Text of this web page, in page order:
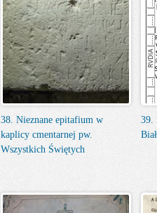
38. Nieznane epitafium w
kaplicy cmentarnej pw.
Wszystkich Świętych
39.